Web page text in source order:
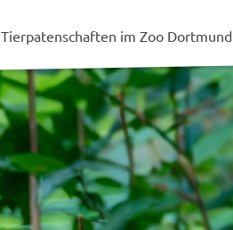
Tierpatenschaften im Zoo Dortmund